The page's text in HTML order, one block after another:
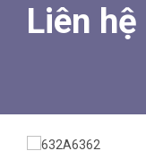
Liên hệ